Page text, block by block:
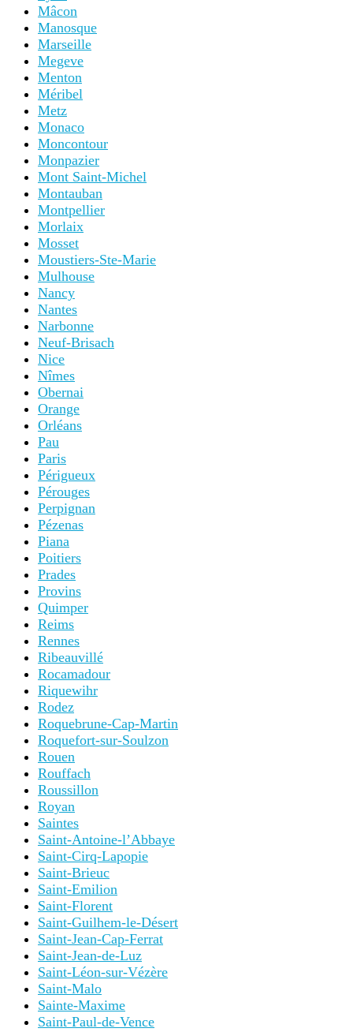
Mâcon
Manosque
Marseille
Megeve
Menton
Méribel
Metz
Monaco
Moncontour
Monpazier
Mont Saint-Michel
Montauban
Montpellier
Morlaix
Mosset
Moustiers-Ste-Marie
Mulhouse
Nancy
Nantes
Narbonne
Neuf-Brisach
Nice
Nîmes
Obernai
Orange
Orléans
Pau
Paris
Périgueux
Pérouges
Perpignan
Pézenas
Piana
Poitiers
Prades
Provins
Quimper
Reims
Rennes
Ribeauvillé
Rocamadour
Riquewihr
Rodez
Roquebrune-Cap-Martin
Roquefort-sur-Soulzon
Rouen
Rouffach
Roussillon
Royan
Saintes
Saint-Antoine-l’Abbaye
Saint-Cirq-Lapopie
Saint-Brieuc
Saint-Emilion
Saint-Florent
Saint-Guilhem-le-Désert
Saint-Jean-Cap-Ferrat
Saint-Jean-de-Luz
Saint-Léon-sur-Vézère
Saint-Malo
Sainte-Maxime
Saint-Paul-de-Vence